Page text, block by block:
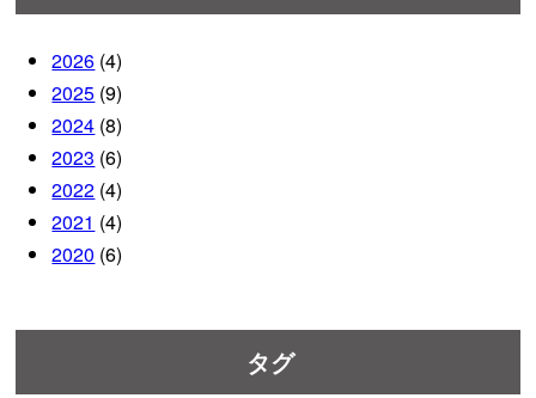
2026 (4)
2025 (9)
2024 (8)
2023 (6)
2022 (4)
2021 (4)
2020 (6)
タグ